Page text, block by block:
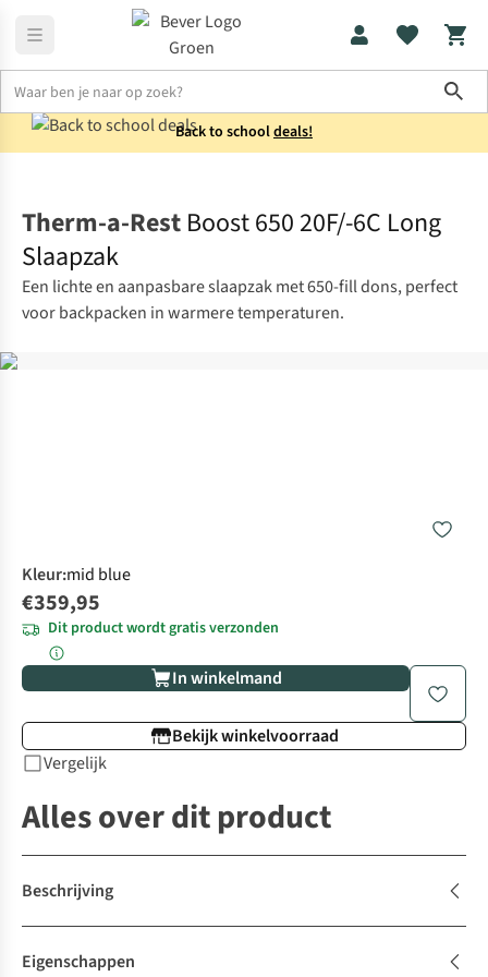
Back to schooldeals!
Therm-a-Rest Boost 650 20F/-6C Long
Slaapzak
Een lichte en aanpasbare slaapzak met 650-fill dons, perfect
voor backpacken in warmere temperaturen.
Kleur:mid blue
€359,95
Dit product wordt gratis verzonden
In winkelmand
Bekijk winkelvoorraad
Vergelijk
Alles over dit product
Beschrijving
Eigenschappen